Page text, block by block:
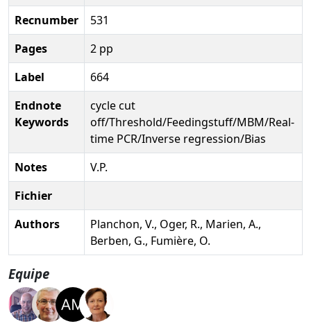
Recnumber
531
Pages
2 pp
Label
664
Endnote
Keywords
cycle cut
off/Threshold/Feedingstuff/MBM/Real-
time PCR/Inverse regression/Bias
Notes
V.P.
Fichier
Authors
Planchon, V., Oger, R., Marien, A.,
Berben, G., Fumière, O.
Equipe